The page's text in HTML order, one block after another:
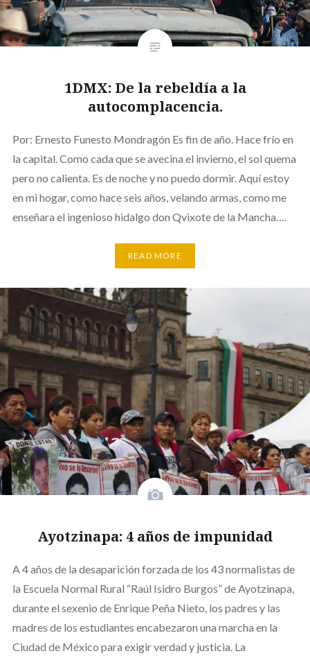
1DMX: De la rebeldía a la
autocomplacencia.
Por: Ernesto Funesto Mondragón Es fin de año. Hace frío en
la capital. Como cada que se avecina el invierno, el sol quema
pero no calienta. Es de noche y no puedo dormir. Aquí estoy
en mi hogar, como hace seis años, velando armas, como me
enseñara el ingenioso hidalgo don Qvixote de la Mancha….
READ MORE
Ayotzinapa: 4 años de impunidad
A 4 años de la desaparición forzada de los 43 normalistas de
la Escuela Normal Rural “Raúl Isidro Burgos” de Ayotzinapa,
durante el sexenio de Enrique Peña Nieto, los padres y las
madres de los estudiantes encabezaron una marcha en la
Ciudad de México para exigir verdad y justicia. La